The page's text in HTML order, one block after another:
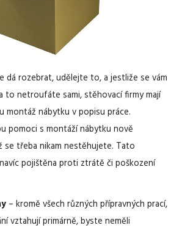
dá rozebrat, udělejte to, a jestliže se vám
to netroufáte sami, stěhovací firmy mají
montáž nábytku v popisu práce.
pomoci s montáží nábytku nově
se třeba nikam nestěhujete. Tato
pojištěna proti ztrátě či poškození
– kromě všech různých přípravných prací,
vztahují primárně, byste neměli